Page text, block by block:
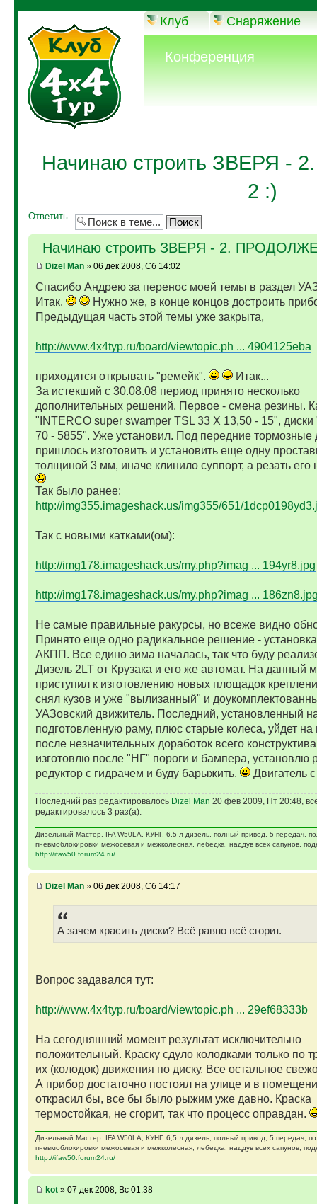
Клуб Снаряжение
Конференция
Начинаю строить ЗВЕРЯ
2 :)
Ответить
Начинаю строить ЗВЕРЯ - 2.
Dizel Man» 06 дек 2008, Сб 14:02
Спасибо Андрею за перенос моей темы в раздел
Итак.
Нужно же, в конце концов достроить
Предыдущая часть этой темы уже закрыта,
http://www.4x4typ.ru/board/viewtopic.ph ... 4904125eba
приходится открывать "ремейк".
Итак...
За истекший с 30.08.08 период принято несколько
дополнительных решений. Первое - смена резины.
"INTERCO super swamper TSL 33 X 13,50 - 15",
70 - 5855". Уже установил. Под передние тормозные
пришлось изготовить и установить еще одну
толщиной 3 мм, иначе клинило суппорт, а резать его
Так было ранее:
http://img355.imageshack.us/img355/651/
Так с новыми катками(ом):
http://img178.imageshack.us/my.php?imag ... 194yr8.jpg
http://img178.imageshack.us/my.php?imag ...
Не самые правильные ракурсы, но всеже видно
Принято еще одно радикальное решение -
АКПП. Все едино зима началась, так что буду
Дизель 2LT от Крузака и его же автомат. На данный
приступил к изготовлению новых площадок
снял кузов и уже "вылизанный" и
УАЗовский движитель. Последний, установленный
подготовленную раму, плюс старые колеса, уйдет
после незначительных доработок всего
изготовлю после "НГ" пороги и бампера, установлю
редуктор с гидрачем и буду барыжить.
Двигатель
Последний раз редактировалось Dizel Man 20 фев 2009, Пт 20:48,
редактировалось 3 раз(а).
Дизельный Мастер. IFA W50LA, КУНГ, 6,5 л дизель, полный привод, 5 передач,
пневмоблокировки межосевая и межколесная, лебедка, наддув всех сапунов,
http://ifaw50.forum24.ru/
Dizel Man» 06 дек 2008, Сб 14:17
А зачем красить диски? Всё равно всё сгорит.
Вопрос задавался тут:
http://www.4x4typ.ru/board/viewtopic.ph ... 29ef68333b
На сегодняшний момент результат исключительно
положительный. Краску сдуло колодками только по
их (колодок) движения по диску. Все остальное
А прибор достаточно постоял на улице и в
открасил бы, все бы было рыжим уже давно. Краска
термостойкая, не сгорит, так что процесс оправдан.
Дизельный Мастер. IFA W50LA, КУНГ, 6,5 л дизель, полный привод, 5 передач,
пневмоблокировки межосевая и межколесная, лебедка, наддув всех сапунов,
http://ifaw50.forum24.ru/
kot» 07 дек 2008, Вс 01:38